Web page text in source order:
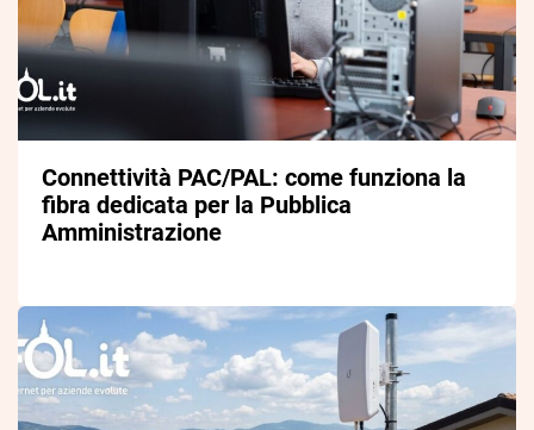
Connettività PAC/PAL: come funziona la
fibra dedicata per la Pubblica
Amministrazione